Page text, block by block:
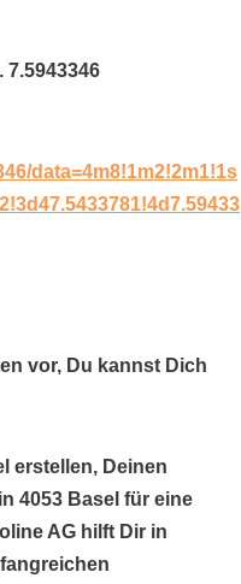
data=4m8!1m2!2m1!1s
vor, Du kannst Dich
erstellen, Deinen
4053 Basel für eine
AG hilft Dir in